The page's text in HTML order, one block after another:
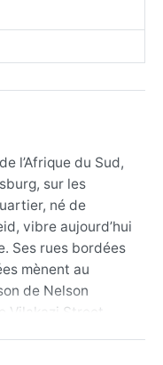
l’Afrique du Sud,
sur les
né de
vibre aujourd’hui
Ses rues bordées
mènent au
de Nelson
Vilakazi Street,